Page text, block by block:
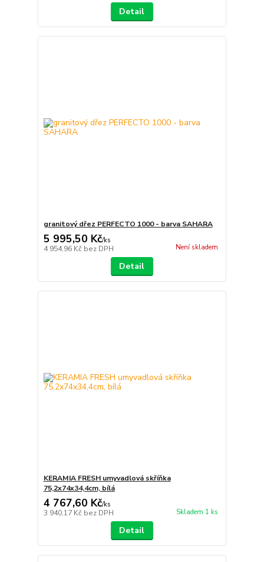
Detail
granitový dřez PERFECTO 1000 - barva SAHARA
5 995,50 Kč/ks
4 954,96 Kč bez DPH Není skladem
Detail
KERAMIA FRESH umyvadlová skříňka
75,2x74x34,4cm, bílá
4 767,60 Kč/ks
3 940,17 Kč bez DPH Skladem 1 ks
Detail